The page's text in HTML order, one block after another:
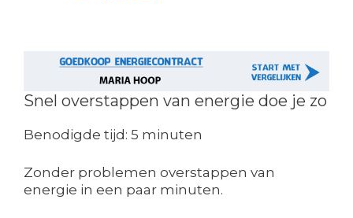
Snel overstappen van energie doe je zo
Benodigde tijd: 5 minuten
Zonder problemen overstappen van
energie in een paar minuten.